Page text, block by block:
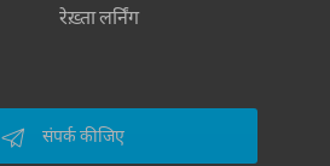
रेख़्ता लर्निंग
संपर्क कीजिए